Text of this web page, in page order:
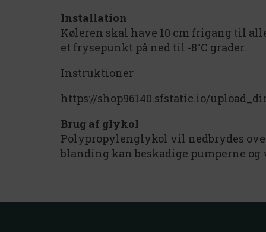
Installation
Køleren skal have 10 cm frigang til
et frysepunkt på ned til -8°C grader.
Instruktioner
https://shop96140.sfstatic.io/
Brug af glykol
Polypropylenglykol vil nedbrydes
blanding kan beskadige pumperne og